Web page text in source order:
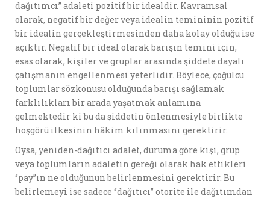
dağıtımcı’’ adaleti pozitif bir idealdir. Kavramsal
olarak, negatif bir değer veya idealin temininin pozitif
bir idealin gerçekleştirmesinden daha kolay olduğu ise
açıktır. Negatif bir ideal olarak barışın temini için,
esas olarak, kişiler ve gruplar arasında şiddete dayalı
çatışmanın engellenmesi yeterlidir. Böylece, çoğulcu
toplumlar sözkonusu olduğunda barışı sağlamak
farklılıkları bir arada yaşatmak anlamına
gelmektedir ki bu da şiddetin önlenmesiyle birlikte
hoşgörü ilkesinin hâkim kılınmasını gerektirir.
Oysa, yeniden-dağıtıcı adalet, duruma göre kişi, grup
veya toplumların adaletin gereği olarak hak ettikleri
‘’pay’’ın ne olduğunun belirlenmesini gerektirir. Bu
belirlemeyi ise sadece ‘’dağıtıcı’’ otorite ile dağıtımdan